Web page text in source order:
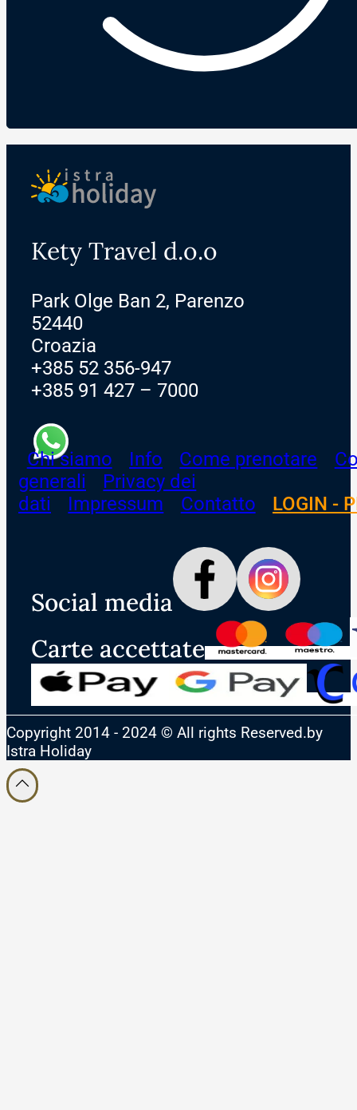
Kety Travel d.o.o
Park Olge Ban 2, Parenzo
52440
Croazia
+385 52 356-947
+385 91 427 – 7000
Chi siamo Info Come prenotare
generali
Privacy dei
dati
Impressum Contatto LOGIN -
Social media
Carte accettate
Copyright 2014 - 2024 © All rights Reserved.by
Istra Holiday